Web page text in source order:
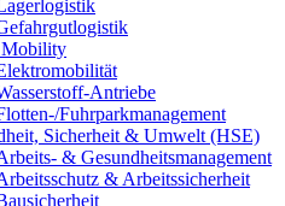
Mobility
Antriebe
Fuhrparkmanagement
Sicherheit & Umwelt (HSE)
& Gesundheitsmanagement
& Arbeitssicherheit